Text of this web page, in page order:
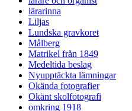
lärarinna
Liljas
Lundska gravkoret
Målberg
Matrikel från 1849
Medeltida beslag
Nyupptäckta lämningar
Okända fotografier
Okänt skolfotografi
omkring 1918